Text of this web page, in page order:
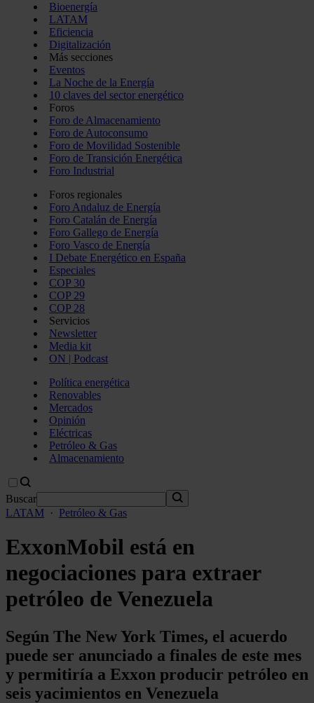
Bioenergía
LATAM
Eficiencia
Digitalización
Más secciones
Eventos
La Noche de la Energía
10 claves del sector energético
Foros
Foro de Almacenamiento
Foro de Autoconsumo
Foro de Movilidad Sostenible
Foro de Transición Energética
Foro Industrial
Foros regionales
Foro Andaluz de Energía
Foro Catalán de Energía
Foro Gallego de Energía
Foro Vasco de Energía
I Debate Energético en España
Especiales
COP 30
COP 29
COP 28
Servicios
Newsletter
Media kit
ON | Podcast
Política energética
Renovables
Mercados
Opinión
Eléctricas
Petróleo & Gas
Almacenamiento
Buscar
LATAM · Petróleo & Gas
ExxonMobil está en
negociaciones para extraer
petróleo de Venezuela
Según The New York Times, el acuerdo
puede ser anunciado a finales de este mes
y permitiría a Exxon producir petróleo en
seis yacimientos en Venezuela